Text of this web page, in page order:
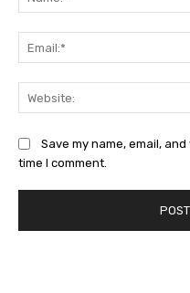
Save my name, email,
time I comment.